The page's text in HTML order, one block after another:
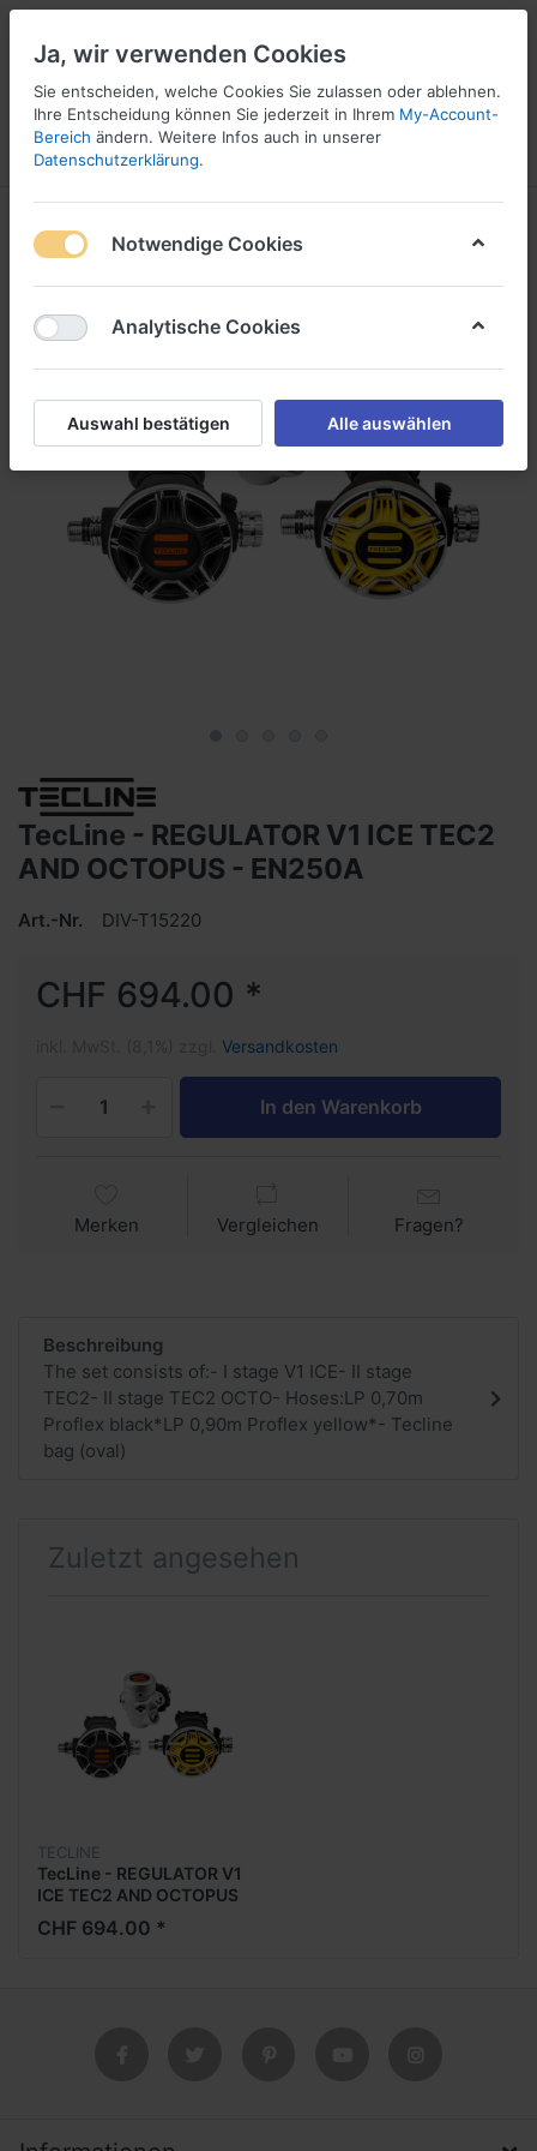
Menü Anmelden
16
TecLine - REGULATOR V1 ICE TEC2
AND OCTOPUS - EN250A
Art.-Nr. DIV-T15220
CHF 694.00 *
Versandkosten
In den Warenkorb
Merken Vergleichen Fragen?
Beschreibung
The set consists of:- I stage V1 ICE- II stage
TEC2- II stage TEC2 OCTO- Hoses:LP 0,70m
Proflex black*LP 0,90m Proflex yellow*- Tecline
bag (oval)
Zuletzt angesehen
TECLINE
TecLine - REGULATOR V1
ICE TEC2 AND OCTOPUS
- EN250A
CHF 694.00 *
Ja, wir verwenden Cookies
Sie entscheiden, welche Cookies Sie zulassen oder ablehnen.
Ihre Entscheidung können Sie jederzeit in Ihrem My-Account-
Bereich ändern. Weitere Infos auch in unserer
Datenschutzerklärung.
Notwendige Cookies
Analytische Cookies
Auswahl bestätigen Alle auswählen